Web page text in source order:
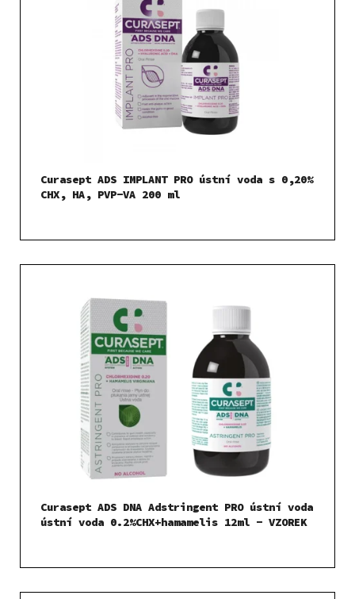
Curasept ADS IMPLANT PRO ústní voda s 0,20%
CHX, HA, PVP-VA 200 ml
Curasept ADS DNA Adstringent PRO ústní voda
ústní voda 0.2%CHX+hamamelis 12ml - VZOREK